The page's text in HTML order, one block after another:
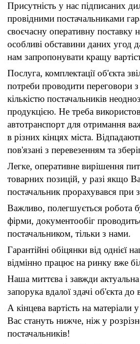
Присутність у нас підписаних
провідними постачальниками
своєчасну оперативну поставку
особливі обставини даних угод
нам запропонувати кращу
Послуга, комплектації об'єкта
потреби проводити переговори
кількістю постачальників
продукцією. Не треба
автотранспорт для отримання
в різних кінцях міста.
пов'язані з перевезенням та
Легке, оперативне вирішення
товарних позицій, у разі якщо
постачальник прорахувався при
Важливо, полегшується робота
фірми, документообіг
постачальником, тільки з нами.
Гарантійні обіцянки від однієї
відмінно працює на ринку вже
Наша миттєва і завжди
запорука вдалої здачі об'єкта до
А кінцева вартість на матеріали
Вас стануть нижче, ніж у
постачальників!